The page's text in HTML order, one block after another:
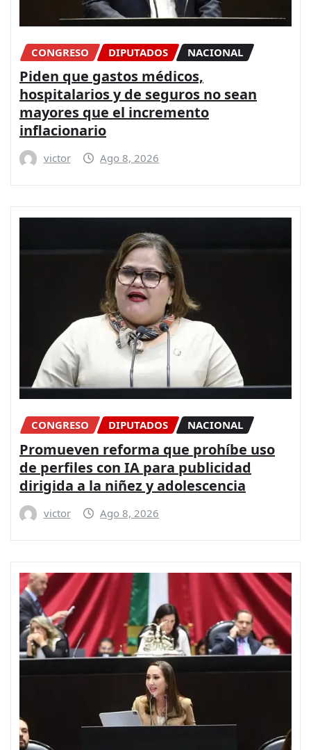
CONGRESO DIPUTADOS NACIONAL
Piden que gastos médicos,
hospitalarios y de seguros no sean
mayores que el incremento
inflacionario
victor Ago 8, 2026
CONGRESO DIPUTADOS NACIONAL
Promueven reforma que prohíbe uso
de perfiles con IA para publicidad
dirigida a la niñez y adolescencia
victor Ago 8, 2026